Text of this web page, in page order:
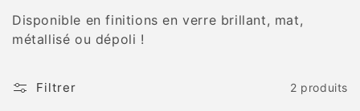
e
c
Disponible en finitions en verre brillant, mat,
métallisé ou dépoli !
Filtrer 2 produits